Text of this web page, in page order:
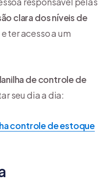
clara dos níveis de
ter acesso a um
de controle de
seu dia a dia:
controle de estoque